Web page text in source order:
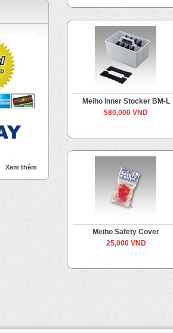
Xem thêm
Meiho Inner Stocker BM-L
580,000 VND
Meiho Safety Cover
25,000 VND